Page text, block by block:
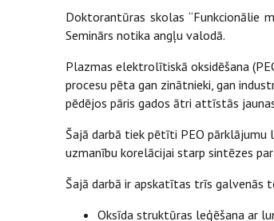
Doktorantūras skolas “Funkcionālie
Seminārs notika angļu valodā.
Plazmas elektrolītiskā oksidēšana
procesu pēta gan zinātnieki, gan
pēdējos pāris gados ātri attīstās
Šajā darbā tiek pētīti PEO pārklājumu
uzmanību korelācijai starp sintēzes
Šajā darbā ir apskatītas trīs galvenās
Oksīda struktūras leģēšana ar